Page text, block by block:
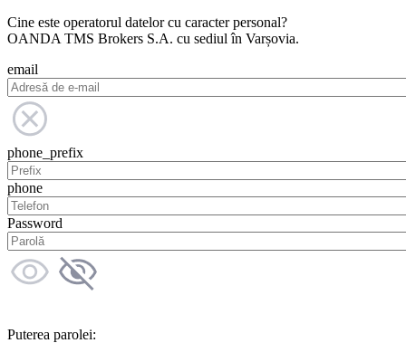
Cine este operatorul datelor cu caracter personal?
OANDA TMS Brokers S.A. cu sediul în Varșovia.
email
phone_prefix
phone
Password
Puterea parolei: